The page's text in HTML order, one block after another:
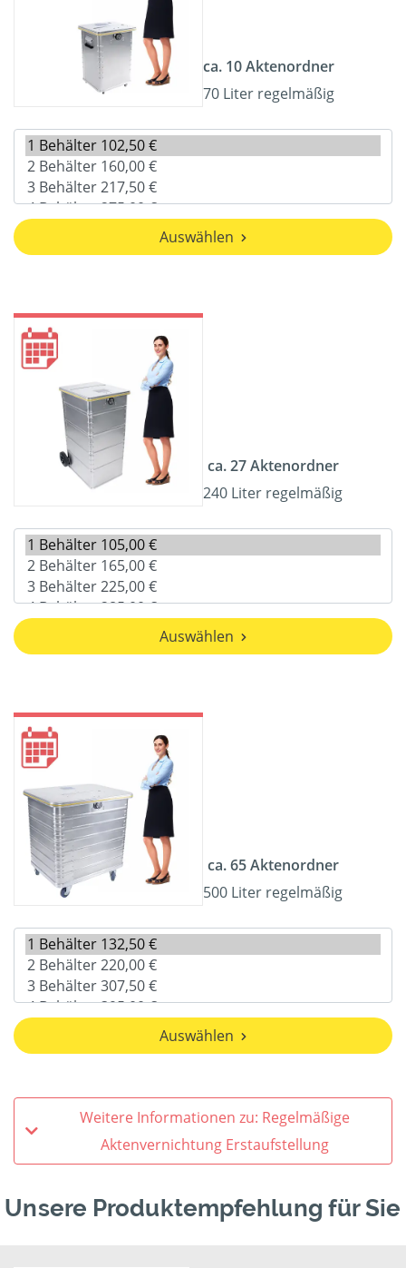
ca. 10 Aktenordner
70 Liter regelmäßig
Auswählen
ca. 27 Aktenordner
240 Liter regelmäßig
Auswählen
ca. 65 Aktenordner
500 Liter regelmäßig
Auswählen
Weitere Informationen zu: Regelmäßige
Aktenvernichtung Erstaufstellung
Unsere Produktempfehlung für Sie